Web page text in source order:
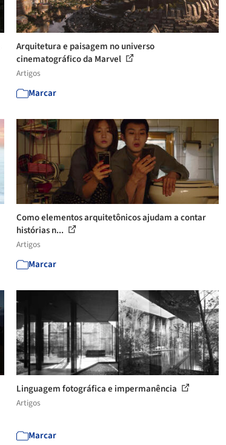
Arquitetura e paisagem no universo
cinematográfico da Marvel
Artigos
Marcar
Como elementos arquitetônicos ajudam a contar
histórias n...
Artigos
Marcar
Linguagem fotográfica e impermanência
Artigos
Marcar